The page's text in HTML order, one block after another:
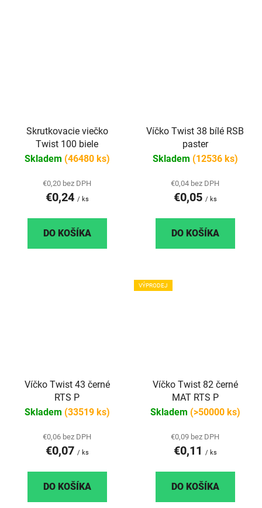
Skrutkovacie viečko
Twist 100 biele
Skladem (46480 ks)
€0,20 bez DPH
€0,24 / ks
DO KOŠÍKA
Víčko Twist 38 bílé RSB
paster
Skladem (12536 ks)
€0,04 bez DPH
€0,05 / ks
DO KOŠÍKA
Víčko Twist 43 černé
RTS P
Skladem (33519 ks)
€0,06 bez DPH
€0,07 / ks
DO KOŠÍKA
VÝPRODEJ
Víčko Twist 82 černé
MAT RTS P
Skladem (>50000 ks)
€0,09 bez DPH
€0,11 / ks
DO KOŠÍKA